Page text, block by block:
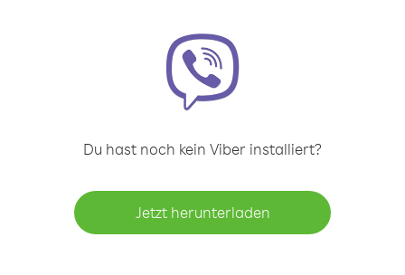
Du hast noch kein Viber installiert?
Jetzt herunterladen